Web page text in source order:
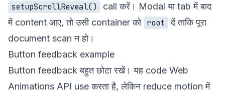
setupScrollReveal()
call करें। Modal या tab में बाद
में content आए, तो उसी container को root दें ताकि पूरा
document scan न हो।
Button feedback example
Button feedback बहुत छोटा रखें। यह code Web
Animations API use करता है, लेकिन reduce motion में